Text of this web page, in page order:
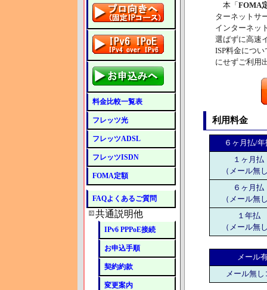
本「 FOMA
ターネットサ
インターネッ
選ばずに高速
ISP料金につ
にせずご利用
利用料金
６ヶ月払/年
１ヶ月払
（メール無
６ヶ月払
（メール無
１年払
（メール無
メール
メール無し
料金比較一覧表
フレッツ光
フレッツADSL
フレッツISDN
FOMA定額
FAQよくあるご質問
共通説明他
IPv6 PPPoE接続
お申込手順
契約約款
変更案内